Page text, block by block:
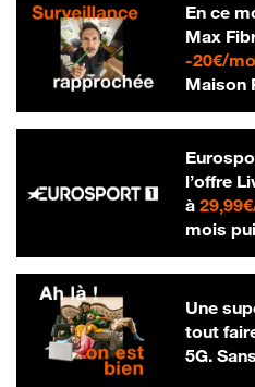
En ce
Max
-20€/
Maison
l’offre
à
mois
Une
tout
5G.